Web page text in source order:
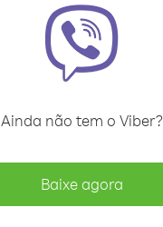
Ainda não tem o Viber?
Baixe agora